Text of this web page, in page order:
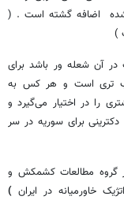
شده اضافه گشته است . (
)
در آن شعله ور باشد برای
تری است و هر کس به
را در اختیار می‌گیرد و
برای سوریه در سر
گروه مطالعات کشمکش و
خاورمیانه در ایران)